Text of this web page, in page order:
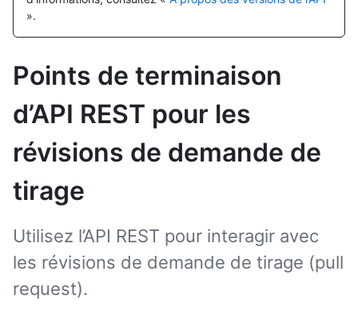
».
Points de terminaison
d’API REST pour les
révisions de demande de
tirage
Utilisez l’API REST pour interagir avec
les révisions de demande de tirage (pull
request).